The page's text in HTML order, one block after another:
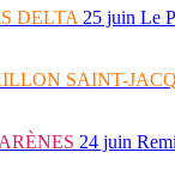
DELTA 25 juin Le
SAINT-
24 juin